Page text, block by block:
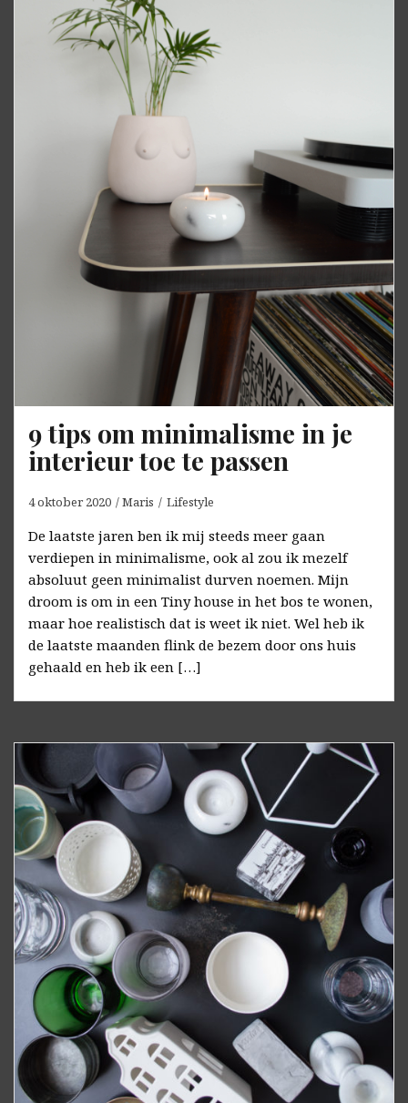
9 tips om minimalisme in je
interieur toe te passen
4 oktober 2020 Maris Lifestyle
De laatste jaren ben ik mij steeds meer gaan
verdiepen in minimalisme, ook al zou ik mezelf
absoluut geen minimalist durven noemen. Mijn
droom is om in een Tiny house in het bos te wonen,
maar hoe realistisch dat is weet ik niet. Wel heb ik
de laatste maanden flink de bezem door ons huis
gehaald en heb ik een […]